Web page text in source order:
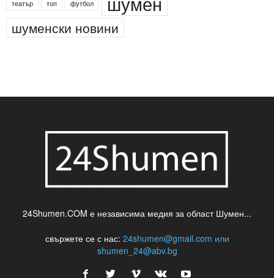
театър топ футбол
шуменски новини
24Shumen.COM е независима медия за област Шумен...
свържете се с нас: 24shumen@gmail.com или
shumen_24@abv.bg